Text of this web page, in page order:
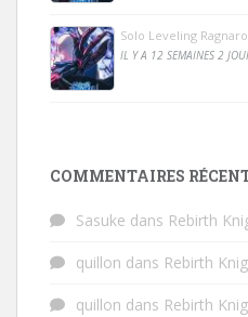
Solo Leveling
IL Y A 12 SEMAINES 2
COMMENTAIRES
Sasuke dans Rebirth
quillon dans Rebirth
quillon dans Rebirth